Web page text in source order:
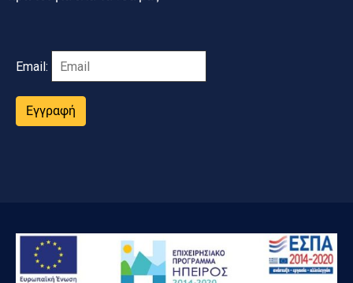
Email:
Εγγραφή